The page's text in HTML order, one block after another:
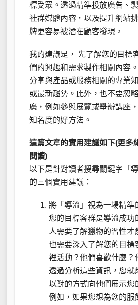
標受眾。透過精準投放廣告、
社群媒體內容，以及提升網站
牌更容易被潛在顧客發現。
我的建議是， 先了解您的目標
們的興趣和需求製作相關內容
分享與產品或服務相關的專業
或最新趨勢。此外，也不要忽
廣，例如參與展覽或舉辦講座
知名度的好方法。
這篇文章的實用建議如下(更多
閱讀)
以下是針對讀者搜尋關鍵字「
的三個實用建議：
將「導流」視為一場精準
您的目標客群是導流成功
人需要了解獵物的習性才
也需要深入了解您的目標
裡活動？他們喜歡什麼？
透過分析這些資訊，您就
以對的方式向他們展示您
例如，如果您想為您的服